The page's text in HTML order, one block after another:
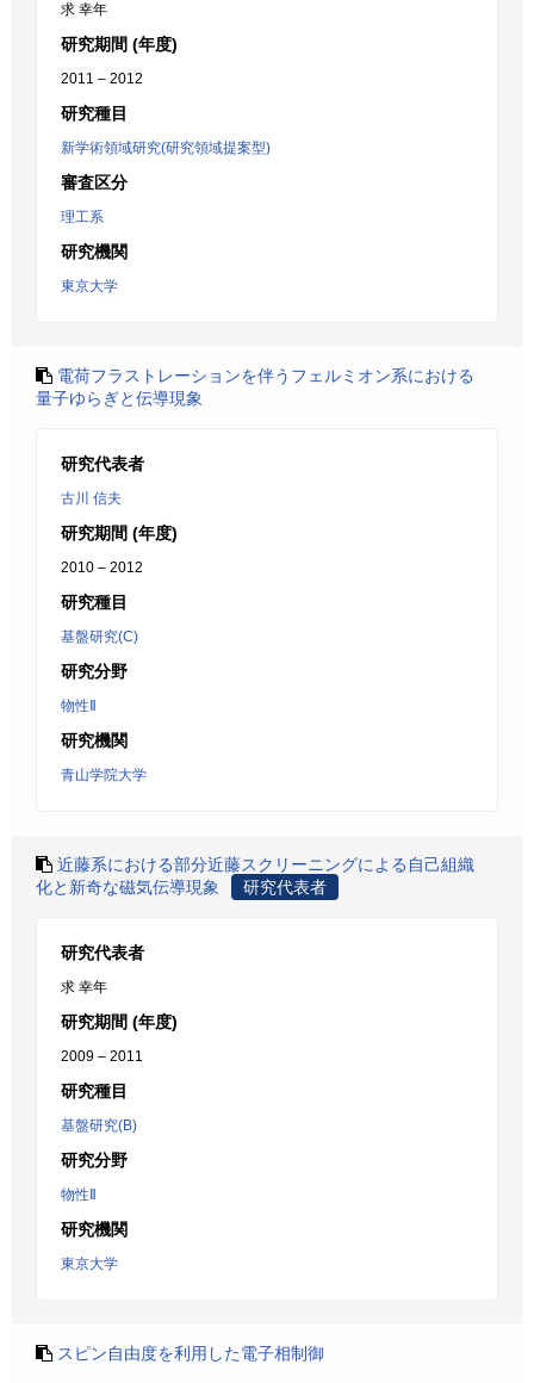
求 幸年
研究期間 (年度)
2011 – 2012
研究種目
新学術領域研究(研究領域提案型)
審査区分
理工系
研究機関
東京大学
電荷フラストレーションを伴うフェルミオン系における
量子ゆらぎと伝導現象
研究代表者
古川 信夫
研究期間 (年度)
2010 – 2012
研究種目
基盤研究(C)
研究分野
物性Ⅱ
研究機関
青山学院大学
近藤系における部分近藤スクリーニングによる自己組織
化と新奇な磁気伝導現象
研究代表者
研究代表者
求 幸年
研究期間 (年度)
2009 – 2011
研究種目
基盤研究(B)
研究分野
物性Ⅱ
研究機関
東京大学
スピン自由度を利用した電子相制御